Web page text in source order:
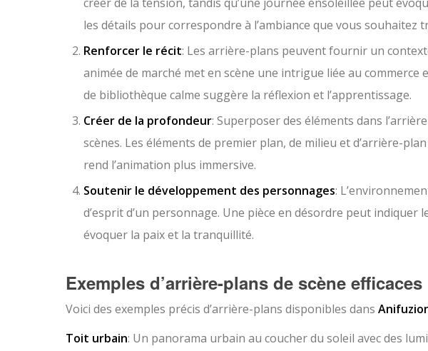
les détails pour correspondre à l’ambiance que vous souhaitez
Renforcer le récit: Les arrière-plans peuvent fournir un
animée de marché met en scène une intrigue liée au
de bibliothèque calme suggère la réflexion et l’apprentissage.
Créer de la profondeur: Superposer des éléments dans
scènes. Les éléments de premier plan, de milieu et d’arrière-
rend l’animation plus immersive.
Soutenir le développement des personnages:
d’esprit d’un personnage. Une pièce en désordre peut indiquer
évoquer la paix et la tranquillité.
Exemples d’arrière-plans de scène efficaces
Voici des exemples précis d’arrière-plans disponibles dans
Toit urbain: Un panorama urbain au coucher du soleil avec des